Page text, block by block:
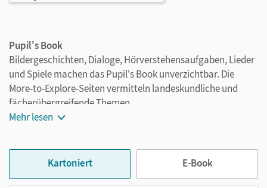
Pupil's Book
Bildergeschichten, Dialoge, Hörverstehensaufgaben, Lieder
und Spiele machen das Pupil's Book unverzichtbar. Die
More-to-Explore-Seiten vermitteln landeskundliche und
fächerübergreifende Themen.
Mehr lesen
Kartoniert E-Book